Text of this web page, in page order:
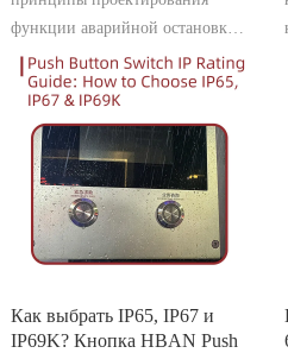
функции аварийной остановки
для оборудования,
эксплуатирующегося в
Европейском союзе. Для
производителей,
ориентированных на рынки
Германии и ЕС, соблюдение
этого стандарта крайне важно
для маркировки CE, од
Как выбрать IP65, IP67 и
IP69K? Кнопка HBAN Push